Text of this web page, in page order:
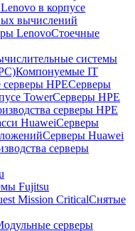
в корпусе
вычислений
LenovoСтоечные
системы
Компонуемые IT
HPEСерверы
TowerСерверы HPE
серверы HPE
HuaweiСерверы
Серверы Huawei
серверы
Fujitsu
Mission CriticalСнятые
серверы